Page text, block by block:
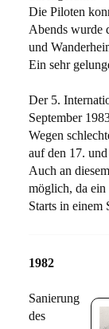
Die Piloten
Abends wurde
und
Ein sehr
Der 5.
September
Wegen
auf den 17.
Auch an
möglich, da ein
Starts in einem
1982
Sanierung
des